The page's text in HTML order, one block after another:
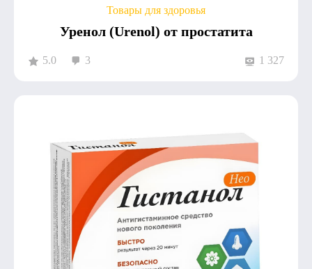
Товары для здоровья
Уренол (Urenol) от простатита
5.0 3 1 327